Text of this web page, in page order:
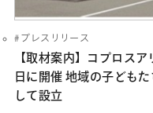
プレスリリース
【取材案内】コプロス
日に開催 地域の子ども
して設立